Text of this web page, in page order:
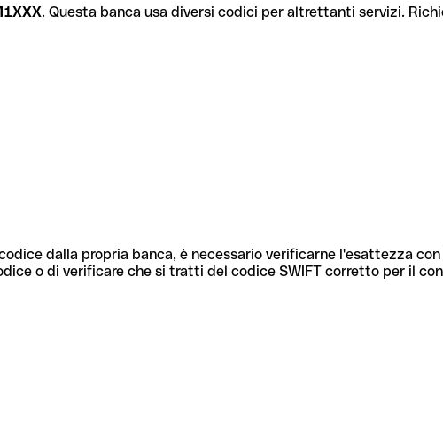
. Questa banca usa diversi codici per altrettanti servizi.
dalla propria banca, è necessario verificarne l'esattezza
o di verificare che si tratti del codice SWIFT corretto per il